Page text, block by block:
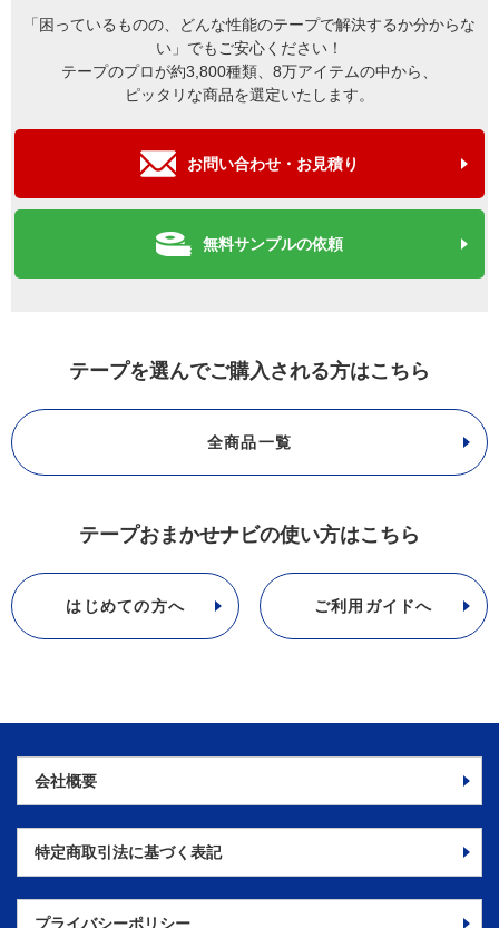
「困っているものの、どんな性能のテープで解決するか分からな
い」でもご安心ください！
テープのプロが約3,800種類、8万アイテムの中から、
ピッタリな商品を選定いたします。
お問い合わせ・お見積り
無料サンプルの依頼
テープを選んでご購入される方はこちら
全商品一覧
テープおまかせナビの使い方はこちら
はじめての方へ ご利用ガイドへ
会社概要
特定商取引法に基づく表記
プライバシーポリシー